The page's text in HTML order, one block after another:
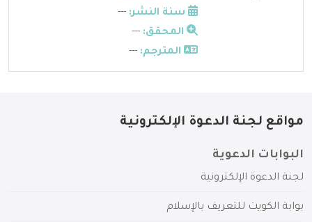
سنة النشر: ---
المحقق: ---
المترجم: ---
مواقع لجنة الدعوة الإلكترونية
البوابات الدعوية
لجنة الدعوة الإلكترونية
بوابة الكويت للتعريف بالإسلام